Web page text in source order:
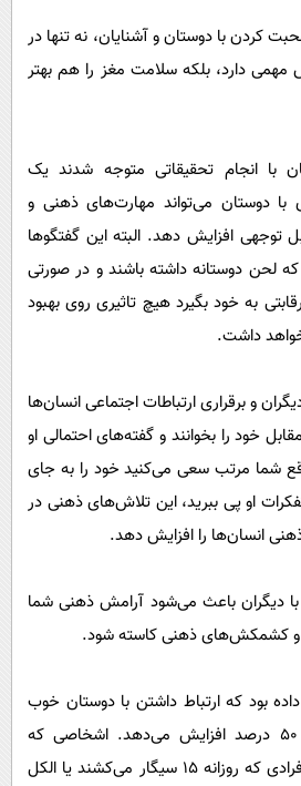
گوناگون
فرهنگی
بین الملل
اجتماعی
سیاست خارجی
آشپزی
کردن با دوستان و آشنایان، نه تنها در
مهمی دارد، بلکه سلامت مغز را هم بهتر
با انجام تحقیقاتی متوجه شدند یک
10 دقیقه‌ای با دوستان می‌تواند مهارت‌های ذهنی و
توجهی افزایش ‌دهد. البته این گفتگوها
لحن دوستانه داشته باشند و در صورتی
به خود بگیرد هیچ تاثیری روی بهبود
داشت.
و برقراری ارتباطات اجتماعی انسان‌ها
خود را بخوانند و گفته‌های احتمالی او
شما مرتب سعی می‌کنید خود را به جای
او پی ببرید، این تلاش‌های ذهنی در
انسان‌ها را افزایش دهد.
دیگران باعث می‌شود آرامش ذهنی شما
و کشمکش‌های ذهنی کاسته شود.
بود که ارتباط داشتن با دوستان خوب
شانس زنده ماندن را تا 50 درصد افزایش می‌دهد. اشخاصی که
دوستان کمی دارند مانند افرادی که روزانه 15 سیگار می‌کشند یا الکل